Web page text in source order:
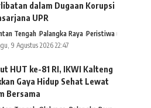
dalam Dugaan Korupsi
UPR
Tengah Palangka Raya Peristiwa
9 Agustus 2026 22:47
HUT ke-81 RI, IKWI Kalteng
Gaya Hidup Sehat Lewat
Bersama